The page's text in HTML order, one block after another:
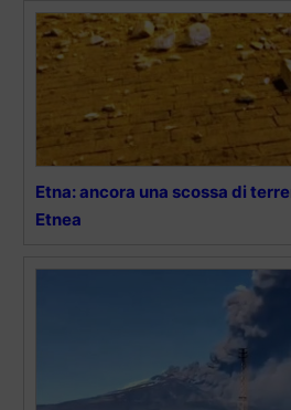
Etna: ancora una scossa di
Etnea